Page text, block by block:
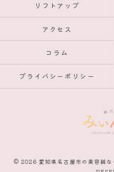
リフトアップ
アクセス
コラム
プライバシーポリシー
© 2026 愛知県名古屋市の美容鍼